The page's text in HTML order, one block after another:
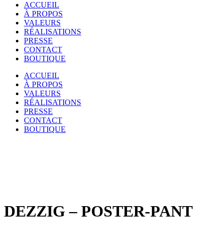
ACCUEIL
À PROPOS
VALEURS
RÉALISATIONS
PRESSE
CONTACT
BOUTIQUE
ACCUEIL
À PROPOS
VALEURS
RÉALISATIONS
PRESSE
CONTACT
BOUTIQUE
DEZZIG – POSTER-PANT